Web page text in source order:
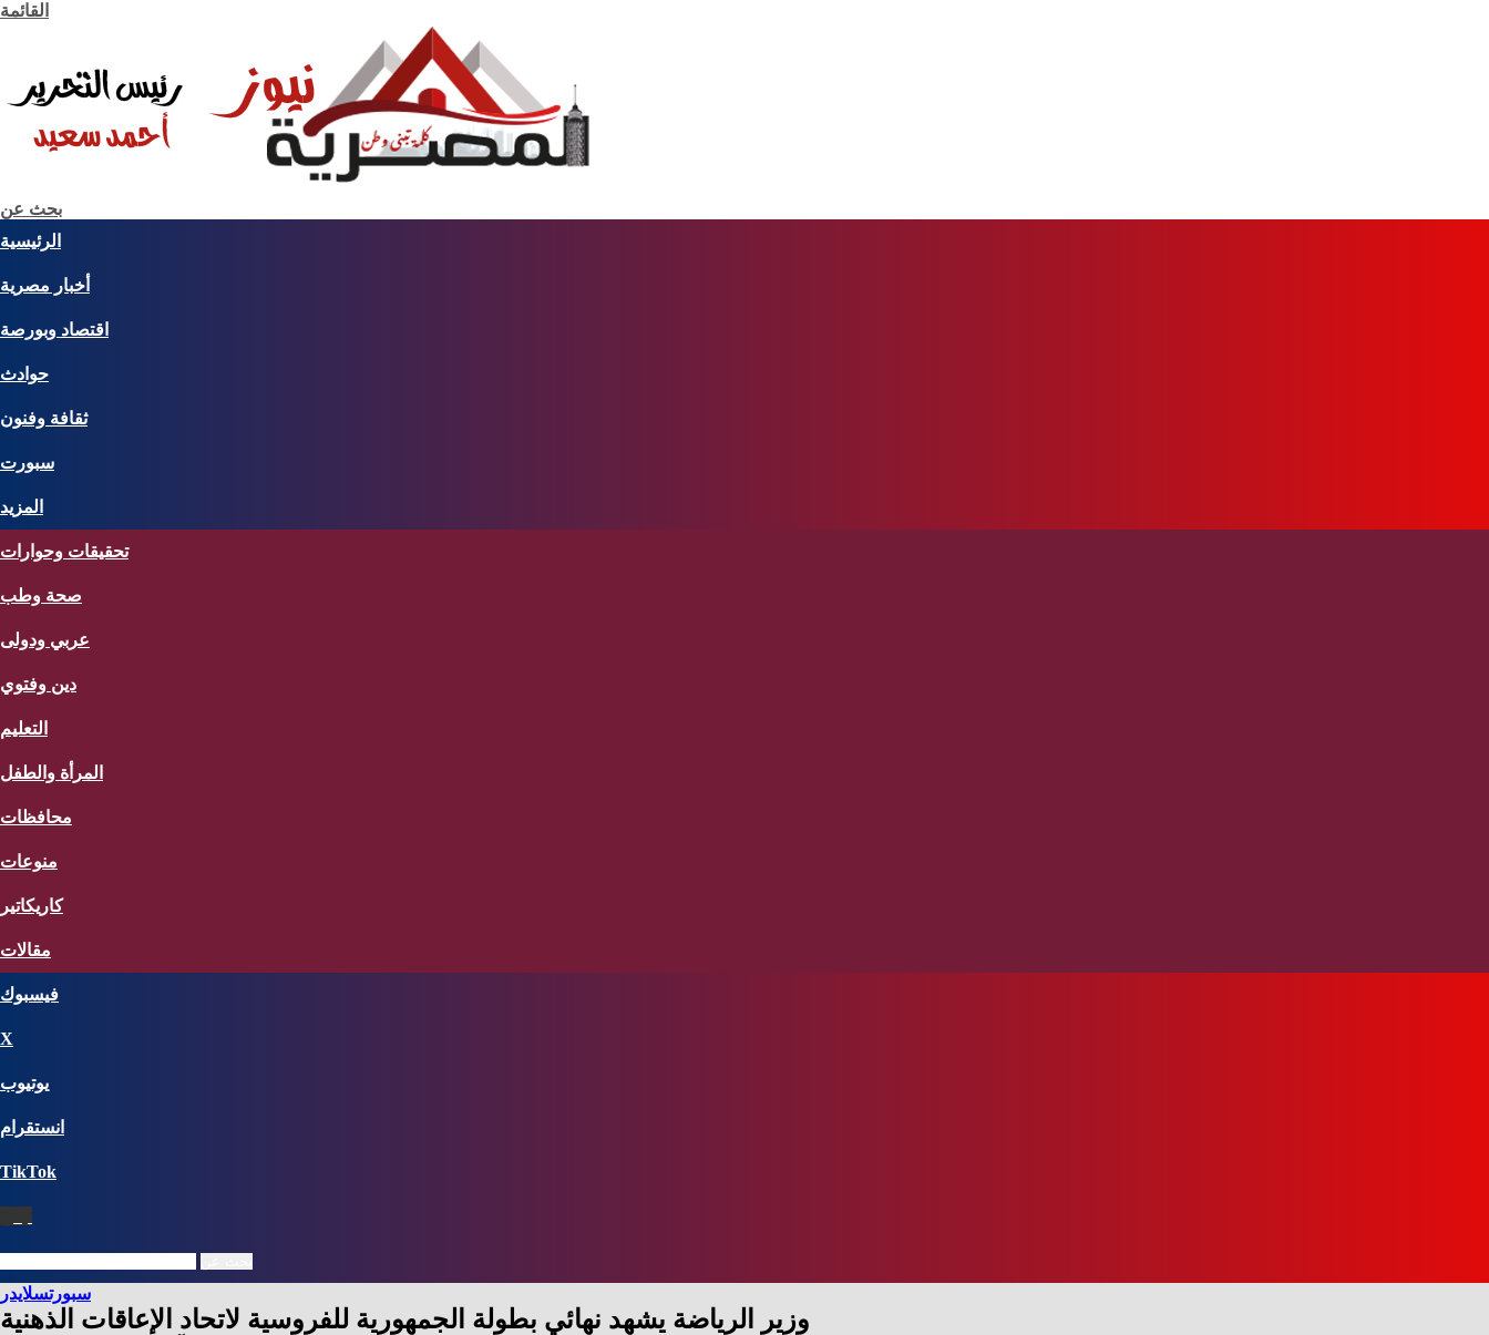
القائمة
بحث عن
الرئيسية
أخبار مصرية
اقتصاد وبورصة
حوادث
ثقافة وفنون
سبورت
المزيد
تحقيقات وحوارات
صحة وطب
عربي ودولى
دين وفتوي
التعليم
المرأة والطفل
محافظات
منوعات
كاريكاتير
مقالات
فيسبوك
X
يوتيوب
انستقرام
‫TikTok
سبورتسلايدر
وزير الرياضة يشهد نهائي بطولة الجمهورية للفروسية لاتحاد الإعاقات الذهنية